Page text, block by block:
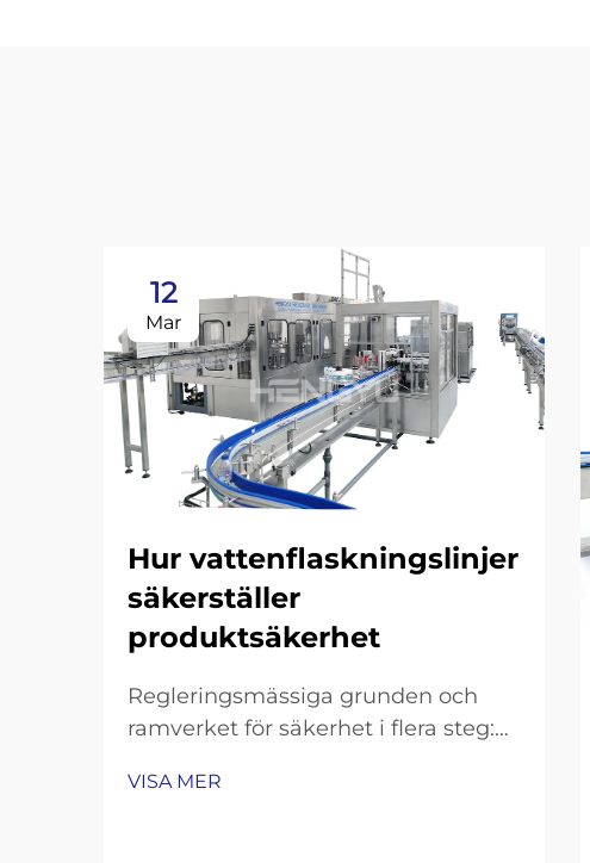
12
Mar
Hur vattenflaskningslinjer
säkerställer
produktsäkerhet
Regleringsmässiga grunden och
ramverket för säkerhet i flera steg:
specifika för produktionslinjer för
VISA MER